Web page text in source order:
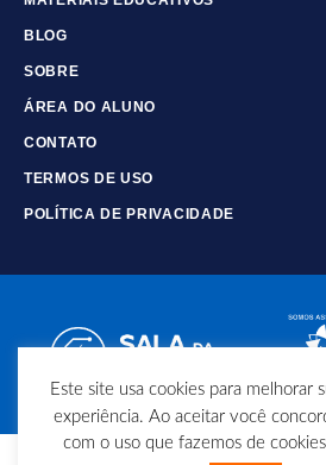
BLOG
SOBRE
ÁREA DO ALUNO
CONTATO
TERMOS DE USO
POLÍTICA DE PRIVACIDADE
Este site usa cookies para melhorar
experiência. Ao aceitar você
com o uso que fazemos de